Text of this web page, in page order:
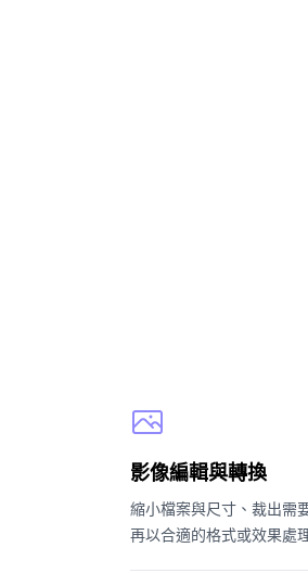
影像編輯與轉換
縮小檔案與尺寸、裁出需
再以合適的格式或效果處